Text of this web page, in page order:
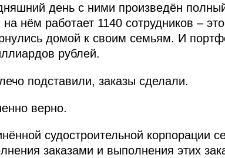
день с ними произведён
на нём работает 1140 сотрудников –
домой к своим семьям. И
рублей.
подставили, заказы сделали.
верно.
судостроительной корпорации
заказами и выполнения этих